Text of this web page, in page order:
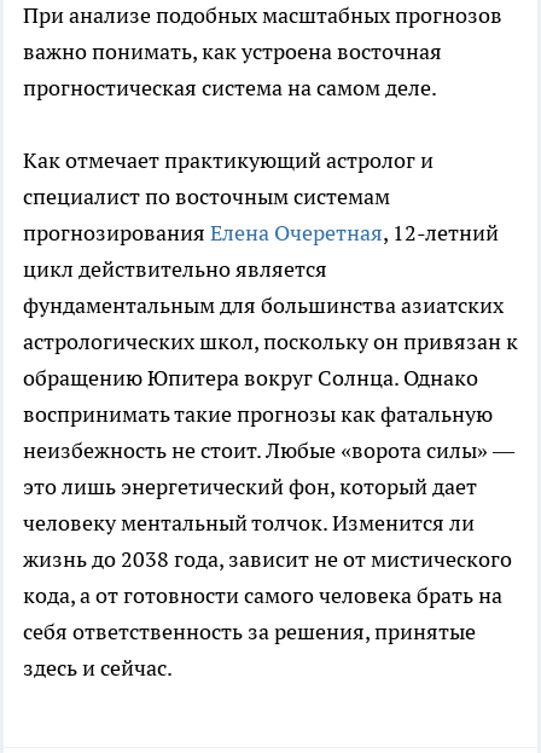
При анализе подобных масштабных прогнозов
важно понимать, как устроена восточная
прогностическая система на самом деле.
Как отмечает практикующий астролог и
специалист по восточным системам
прогнозирования Елена Очеретная, 12-летний
цикл действительно является
фундаментальным для большинства азиатских
астрологических школ, поскольку он привязан к
обращению Юпитера вокруг Солнца. Однако
воспринимать такие прогнозы как фатальную
неизбежность не стоит. Любые «ворота силы» —
это лишь энергетический фон, который дает
человеку ментальный толчок. Изменится ли
жизнь до 2038 года, зависит не от мистического
кода, а от готовности самого человека брать на
себя ответственность за решения, принятые
здесь и сейчас.